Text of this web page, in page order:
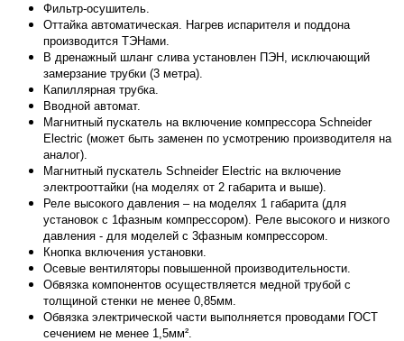
Фильтр-осушитель.
Оттайка автоматическая. Нагрев испарителя и поддона
производится ТЭНами.
В дренажный шланг слива установлен ПЭН, исключающий
замерзание трубки (3 метра).
Капиллярная трубка.
Вводной автомат.
Магнитный пускатель на включение компрессора Schneider
Electric (может быть заменен по усмотрению производителя на
аналог).
Магнитный пускатель Schneider Electric на включение
электрооттайки (на моделях от 2 габарита и выше).
Реле высокого давления – на моделях 1 габарита (для
установок с 1фазным компрессором). Реле высокого и низкого
давления - для моделей с 3фазным компрессором.
Кнопка включения установки.
Осевые вентиляторы повышенной производительности.
Обвязка компонентов осуществляется медной трубой с
толщиной стенки не менее 0,85мм.
Обвязка электрической части выполняется проводами ГОСТ
сечением не менее 1,5мм².